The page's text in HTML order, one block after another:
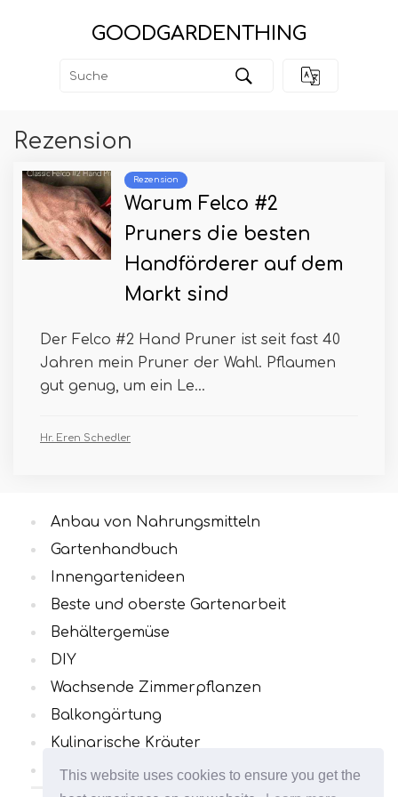
This website uses cookies to ensure you get the
GOODGARDENTHING
Rezension
Rezension
Warum Felco #2
Pruners die besten
Handförderer auf dem
Markt sind
Der Felco #2 Hand Pruner ist seit fast 40
Jahren mein Pruner der Wahl. Pflaumen
gut genug, um ein Le...
Hr. Eren Schedler
Anbau von Nahrungsmitteln
Gartenhandbuch
Innengartenideen
Beste und oberste Gartenarbeit
Behältergemüse
DIY
Wachsende Zimmerpflanzen
Balkongärtung
Kulinarische Kräuter
Alle Kategorien